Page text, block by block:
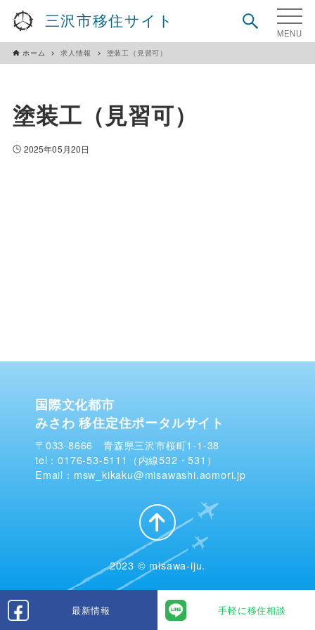
三沢市移住サイト
最新情報 手軽に移住相談
ホーム 求人情報 塗装工（見習可）
塗装工（見習可）
2025年05月20日
国際文化都市
みさわ 移住定住ポータルサイト
〒033-8666 青森県三沢市桜町1-1-38
tel：0176-53-5111（内線532・531）
Email：msw_kikaku@misawashi.aomori.jp
2023 © misawa-iju.